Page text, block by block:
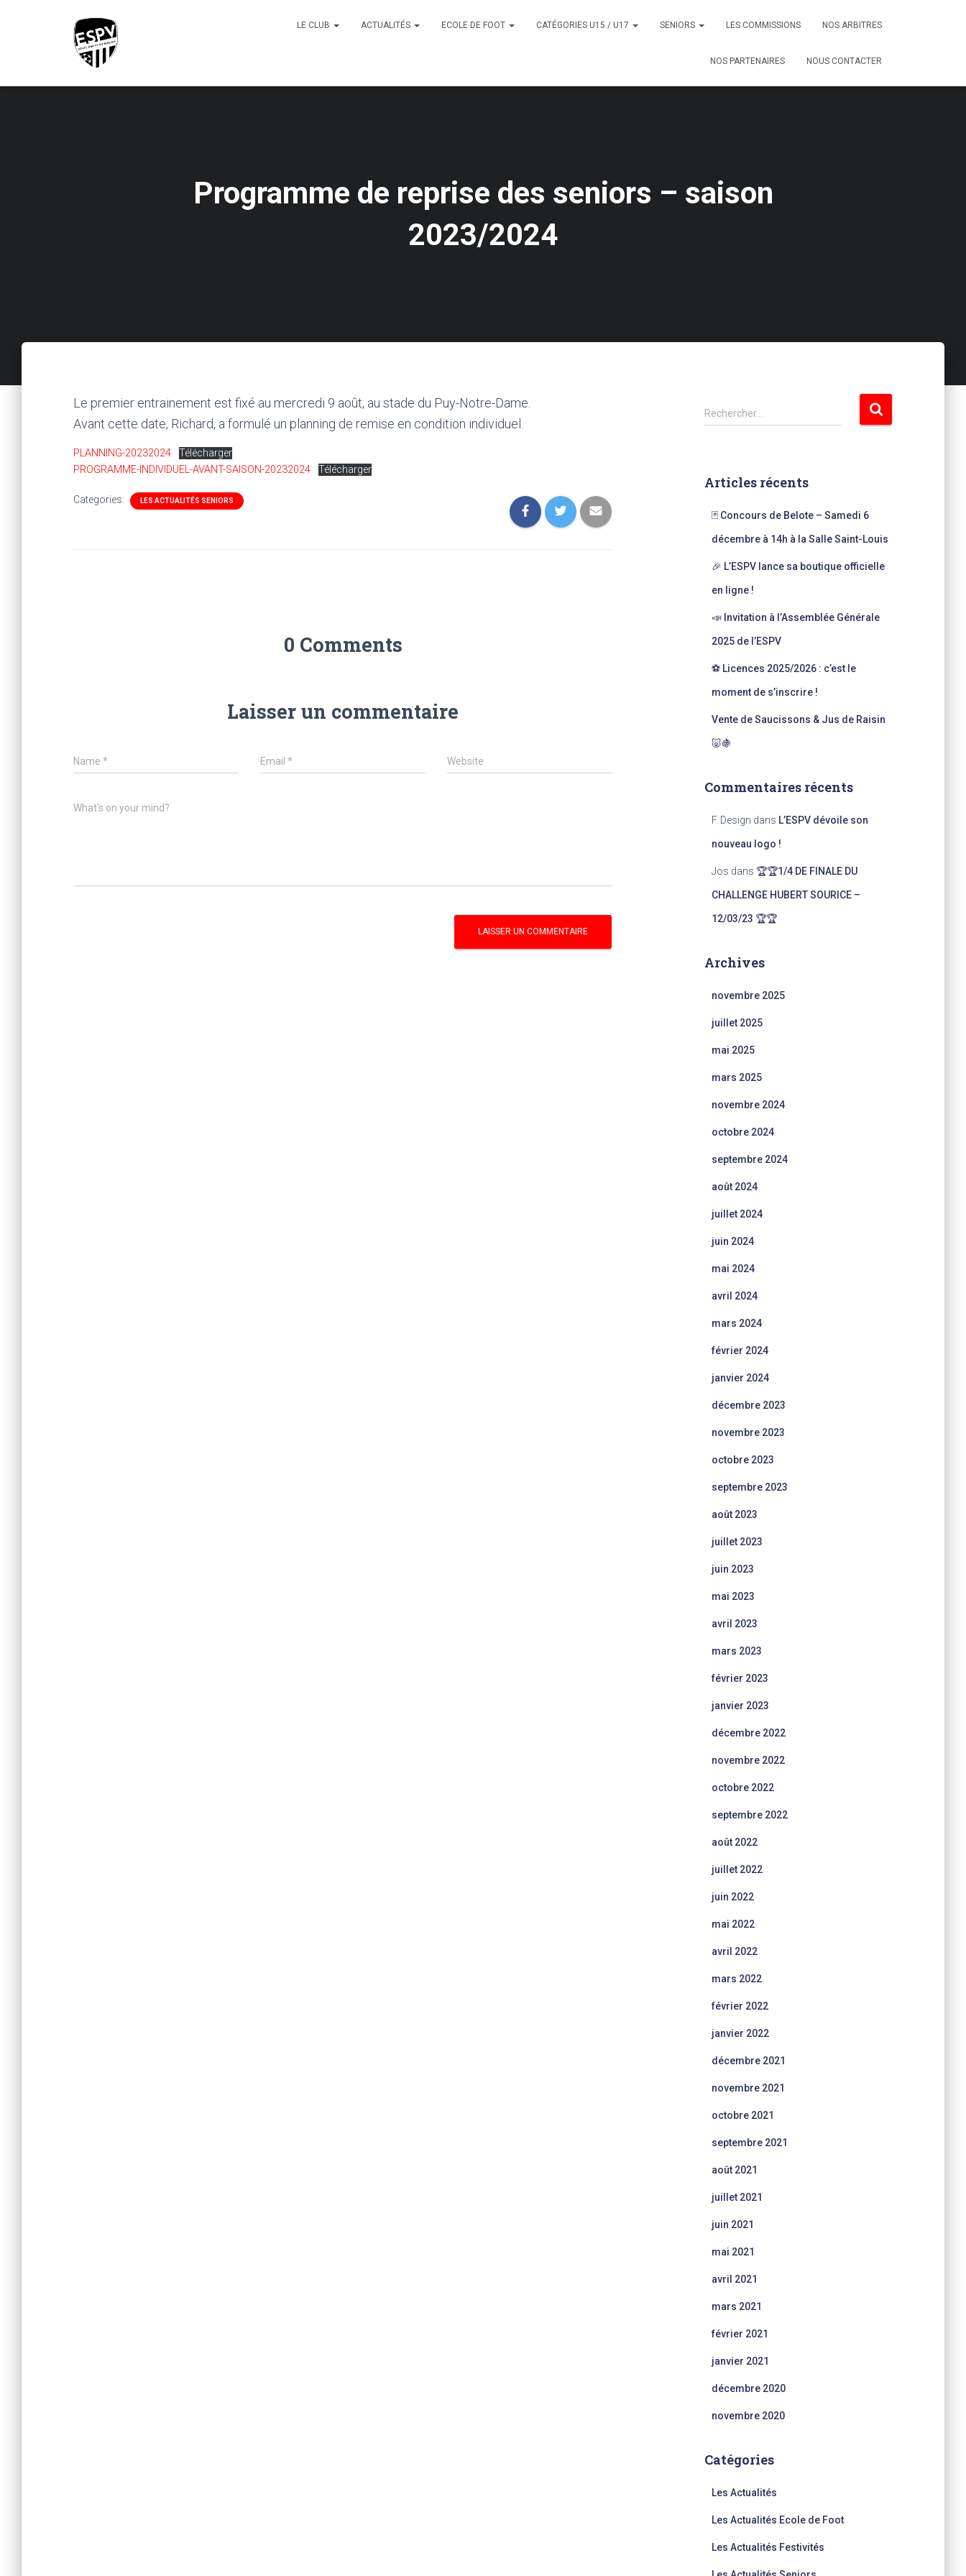
LE CLUB ACTUALITÉS ECOLE DE FOOT CATÉGORIES U15 / U17 SENIORS LES COMMISSIONS NOS ARBITRES
NOS PARTENAIRES NOUS CONTACTER
Programme de reprise des seniors – saison
2023/2024
Le premier entrainement est fixé au mercredi 9 août, au stade du Puy-Notre-Dame.
Avant cette date, Richard, a formulé un planning de remise en condition individuel.
PLANNING-20232024
Télécharger
PROGRAMME-INDIVIDUEL-AVANT-SAISON-20232024
Télécharger
Categories: LES ACTUALITÉS SENIORS
0 Comments
Laisser un commentaire
Name * Email * Website
What's on your mind?
R
e
r
Rechercher…
Articles récents
🃏 Concours de Belote – Samedi 6
décembre à 14h à la Salle Saint-Louis
🎉 L’ESPV lance sa boutique officielle
en ligne !
📣 Invitation à l’Assemblée Générale
2025 de l’ESPV
⚽ Licences 2025/2026 : c’est le
moment de s’inscrire !
Vente de Saucissons & Jus de Raisin
🐷🍇
Commentaires récents
F. Design dans L’ESPV dévoile son
nouveau logo !
Jos dans 🏆🏆1/4 DE FINALE DU
CHALLENGE HUBERT SOURICE –
12/03/23 🏆🏆
Archives
novembre 2025
juillet 2025
mai 2025
mars 2025
novembre 2024
octobre 2024
septembre 2024
août 2024
juillet 2024
juin 2024
mai 2024
avril 2024
mars 2024
février 2024
janvier 2024
décembre 2023
novembre 2023
octobre 2023
septembre 2023
août 2023
juillet 2023
juin 2023
mai 2023
avril 2023
mars 2023
février 2023
janvier 2023
décembre 2022
novembre 2022
octobre 2022
septembre 2022
août 2022
juillet 2022
juin 2022
mai 2022
avril 2022
mars 2022
février 2022
janvier 2022
décembre 2021
novembre 2021
octobre 2021
septembre 2021
août 2021
juillet 2021
juin 2021
mai 2021
avril 2021
mars 2021
février 2021
janvier 2021
décembre 2020
novembre 2020
Catégories
Les Actualités
Les Actualités Ecole de Foot
Les Actualités Festivités